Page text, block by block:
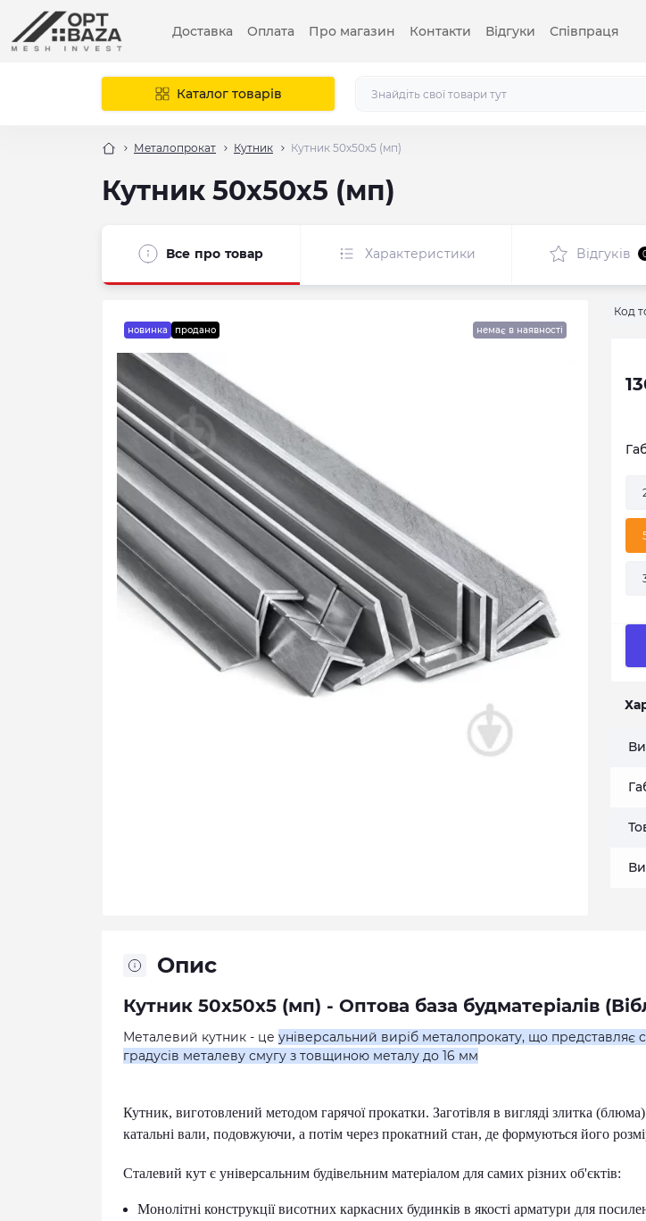
Доставка Оплата Про магазин Контакти Відгуки Співпраця
Каталог товарів
Металопрокат Кутник Кутник 50х50х5 (мп)
Кутник 50х50х5 (мп)
Все про товар Характеристики Відгуків
новинка продано немає в наявності
Код
Опис
Кутник 50х50х5 (мп) - Оптова база будматеріалів
Металевий кутник - це універсальний виріб металопрокату, що представляє
градусів металеву смугу з товщиною металу до 16 мм
Кутник, виготовлений методом гарячої прокатки. Заготівля в вигляді злитка
катальні вали, подовжуючи, а потім через прокатний стан, де формуються його
Сталевий кут є універсальним будівельним матеріалом для самих різних об'єктів:
Монолітні конструкції висотних каркасних будинків в якості арматури для